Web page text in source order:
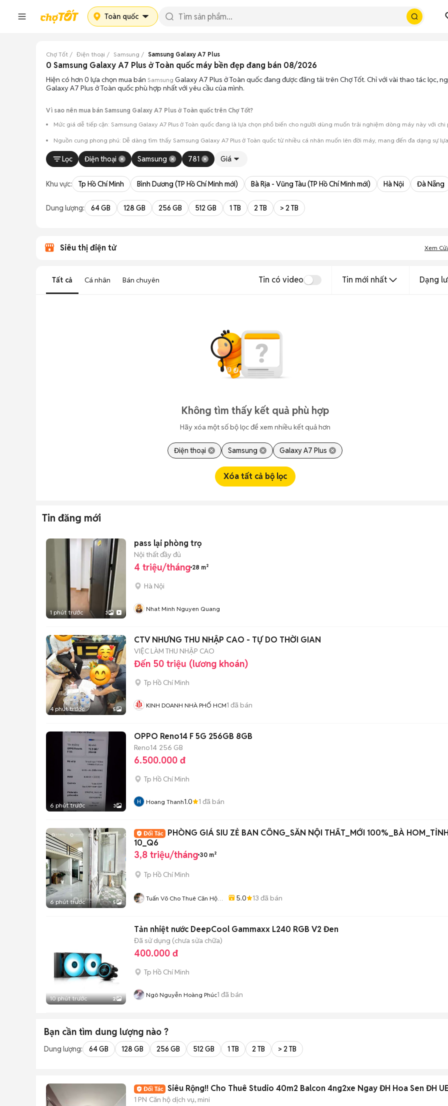
Toàn quốc
Chợ Tốt Điện thoại Samsung Samsung Galaxy A7 Plus
0 Samsung Galaxy A7 Plus ở Toàn quốc máy bền đẹp đang bán 08/2026
Hiện có hơn 0 lựa chọn mua bán Samsung Galaxy A7 Plus ở Toàn quốc đang được đăng tải trên Chợ Tốt. Chỉ với vài thao tác lọc,
Galaxy A7 Plus ở Toàn quốc phù hợp nhất với yêu cầu của mình.
Vì sao nên mua bán Samsung Galaxy A7 Plus ở Toàn quốc trên Chợ Tốt?
Mức giá dễ tiếp cận: Samsung Galaxy A7 Plus ở Toàn quốc đang là lựa chọn phổ biến cho người dùng muốn trải nghiệm dòng máy này với
Nguồn cung phong phú: Dễ dàng tìm thấy Samsung Galaxy A7 Plus ở Toàn quốc từ nhiều cá nhân muốn lên đời máy, mang đến đa dạng sự
Giao dịch minh bạch: Việc gặp gỡ trực tiếp giúp người mua đánh giá chính xác hiệu năng thực tế của máy so với mô tả trên tin
Lọc Điện thoại Samsung 781 Giá
Khu vực: Tp Hồ Chí Minh Bình Dương (TP Hồ Chí Minh mới) Bà Rịa - Vũng Tàu (TP Hồ Chí Minh mới) Hà Nội Đà Nẵng
Dung lượng: 64 GB 128 GB 256 GB 512 GB 1 TB 2 TB > 2 TB
Siêu thị điện tử Xem
Tất cả Cá nhân Bán chuyên Tin có video Tin mới nhất Dạng
Không tìm thấy kết quả phù hợp
Hãy xóa một số bộ lọc để xem nhiều kết quả hơn
Điện thoại Samsung Galaxy A7 Plus
Xóa tất cả bộ lọc
Tin đăng mới
1 phút trước 3
pass lại phòng trọ
Nội thất đầy đủ
4 triệu/tháng 28 m²
Hà Nội
Nhat Minh Nguyen Quang
4 phút trước 5
CTV NHƯNG THU NHẬP CAO - TỰ DO THỜI GIAN
VIỆC LÀM THU NHẬP CAO
Đến 50 triệu (lương khoán)
Tp Hồ Chí Minh
KINH DOANH NHÀ PHỐ HCM1 đã bán
6 phút trước 3
OPPO Reno14 F 5G 256GB 8GB
Reno14 256 GB
6.500.000 đ
Tp Hồ Chí Minh
Hoang Thanh1.0 1 đã bán
6 phút trước 5
PHÒNG GIÁ SIU ZẺ BAN CÔNG_SẴN NỘI THẤT_MỚI 100%_BÀ
10_Q6
3,8 triệu/tháng 30 m²
Tp Hồ Chí Minh
Tuấn Võ Cho Thuê Căn Hộ
5.0 13 đã bán
10 phút trước 2
Tản nhiệt nước DeepCool Gammaxx L240 RGB V2 Đen
Đã sử dụng (chưa sửa chữa)
400.000 đ
Tp Hồ Chí Minh
Ngô Nguyễn Hoàng Phúc1 đã bán
Bạn cần tìm dung lượng nào ?
Dung lượng: 64 GB 128 GB 256 GB 512 GB 1 TB 2 TB > 2 TB
Siêu Rộng!! Cho Thuê Studio 40m2 Balcon 4ng2xe Ngay ĐH Hoa Sen ĐH
1 PN Căn hộ dịch vụ, mini